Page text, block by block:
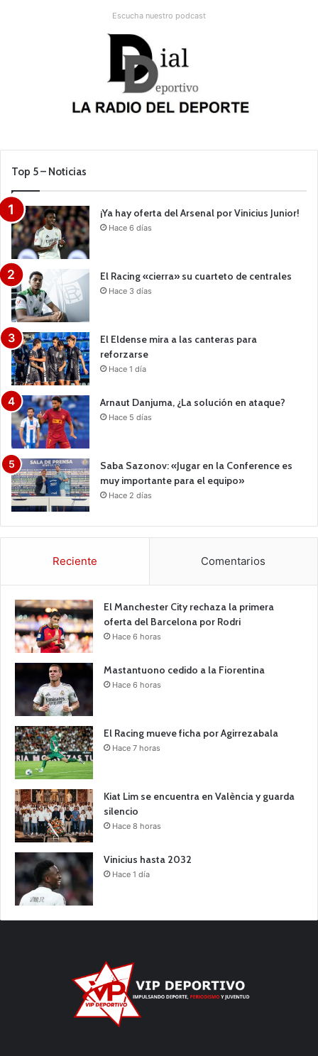
Escucha nuestro podcast
Top 5 – Noticias
¡Ya hay oferta del Arsenal por Vinicius Junior!
Hace 6 días
El Racing «cierra» su cuarteto de centrales
Hace 3 días
El Eldense mira a las canteras para
reforzarse
Hace 1 día
Arnaut Danjuma, ¿La solución en ataque?
Hace 5 días
Saba Sazonov: «Jugar en la Conference es
muy importante para el equipo»
Hace 2 días
Reciente Comentarios
El Manchester City rechaza la primera
oferta del Barcelona por Rodri
Hace 6 horas
Mastantuono cedido a la Fiorentina
Hace 6 horas
El Racing mueve ficha por Agirrezabala
Hace 7 horas
Kiat Lim se encuentra en València y guarda
silencio
Hace 8 horas
Vinicius hasta 2032
Hace 1 día